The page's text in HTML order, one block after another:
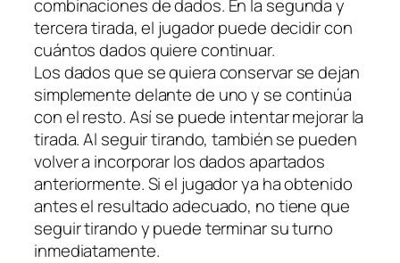
combinaciones de dados. En la segunda y
tercera tirada, el jugador puede decidir con
cuántos dados quiere continuar.
Los dados que se quiera conservar se dejan
simplemente delante de uno y se continúa
con el resto. Así se puede intentar mejorar la
tirada. Al seguir tirando, también se pueden
volver a incorporar los dados apartados
anteriormente. Si el jugador ya ha obtenido
antes el resultado adecuado, no tiene que
seguir tirando y puede terminar su turno
inmediatamente.